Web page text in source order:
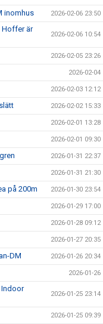
inomhus 2026-02-06 23:50
Hoffer är
2026-02-06 10:54
2026-02-05 23:26
2026-02-04
2026-02-03 12:12
2026-02-02 15:33
2026-02-01 13:28
2026-02-01 09:30
2026-01-31 22:37
2026-01-31 21:30
på 200m 2026-01-30 23:54
2026-01-29 17:00
2026-01-28 09:12
2026-01-27 20:35
DM 2026-01-26 20:34
2026-01-26
Indoor
2026-01-25 23:14
2026-01-25 09:39